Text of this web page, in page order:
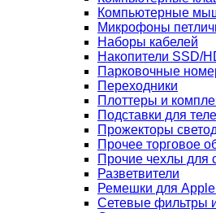
Компьютерные
Микрофоны
Наборы кабелей
Накопители SSD/
Парковочные
Переходники
Плоттеры и
Подставки для
Прожекторы
Прочее торговое
Прочие чехлы для
Разветвители
Ремешки для Apple
Сетевые фильтры